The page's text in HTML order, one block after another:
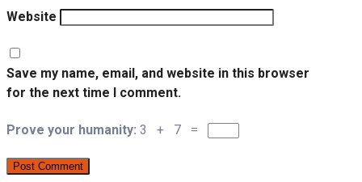
Website
Save my name, email, and website in this browser
for the next time I comment.
Prove your humanity: 3 + 7 =